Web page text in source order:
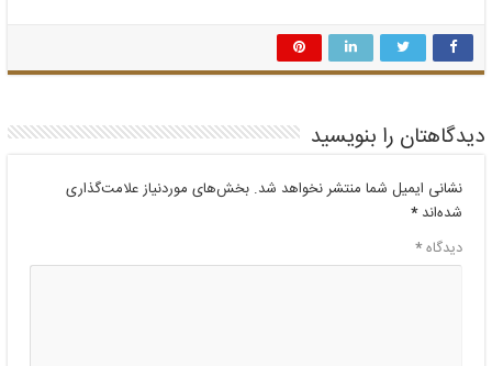
دیدگاهتان را بنویسید
نشانی ایمیل شما منتشر نخواهد شد. بخش‌های موردنیاز علامت‌گذاری
شده‌اند*
دیدگاه*